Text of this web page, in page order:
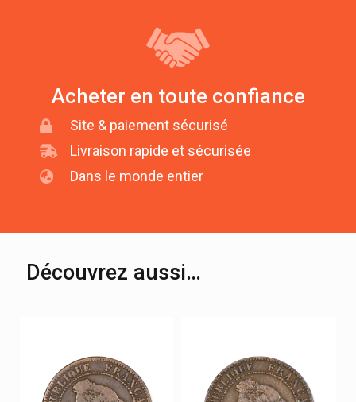
Acheter en toute confiance
Site & paiement sécurisé
Livraison rapide et sécurisée
Dans le monde entier
Découvrez aussi…